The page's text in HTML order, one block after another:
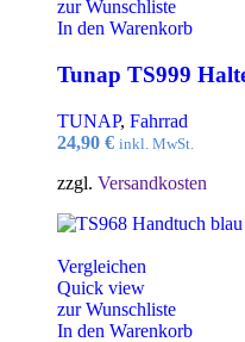
zur Wunschliste
In den Warenkorb
Tunap TS999
TUNAP, Fahrrad
24,90 € inkl. MwSt.
zzgl. Versandkosten
Vergleichen
Quick view
zur Wunschliste
In den Warenkorb